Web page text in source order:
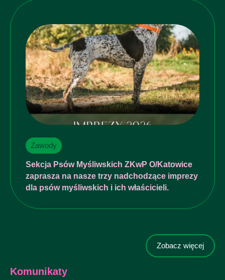
Zawody
Sekcja Psów Myśliwskich ZKwP O/Katowice
zaprasza na nasze trzy nadchodzące imprezy
dla psów myśliwskich i ich właścicieli.
Zobacz więcej
Komunikaty